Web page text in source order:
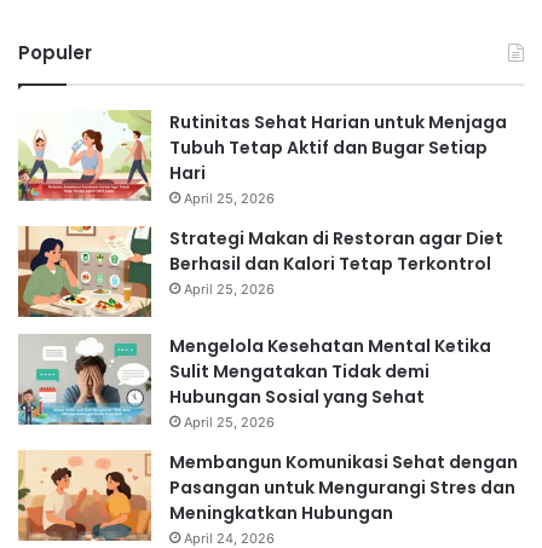
Populer
Rutinitas Sehat Harian untuk Menjaga
Tubuh Tetap Aktif dan Bugar Setiap
Hari
April 25, 2026
Strategi Makan di Restoran agar Diet
Berhasil dan Kalori Tetap Terkontrol
April 25, 2026
Mengelola Kesehatan Mental Ketika
Sulit Mengatakan Tidak demi
Hubungan Sosial yang Sehat
April 25, 2026
Membangun Komunikasi Sehat dengan
Pasangan untuk Mengurangi Stres dan
Meningkatkan Hubungan
April 24, 2026